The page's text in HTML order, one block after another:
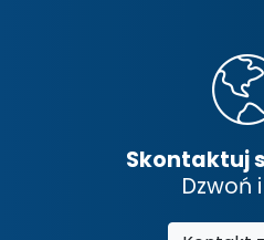
Skontaktuj
Dzwoń